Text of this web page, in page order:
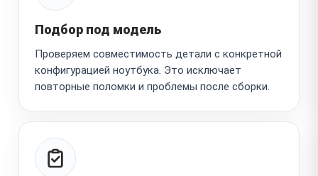
Подбор под модель
Проверяем совместимость детали с конкретной
конфигурацией ноутбука. Это исключает
повторные поломки и проблемы после сборки.